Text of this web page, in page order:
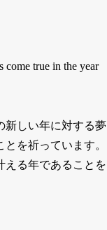
come true in the year
新しい年に対する夢
を祈っています。
える年であることを